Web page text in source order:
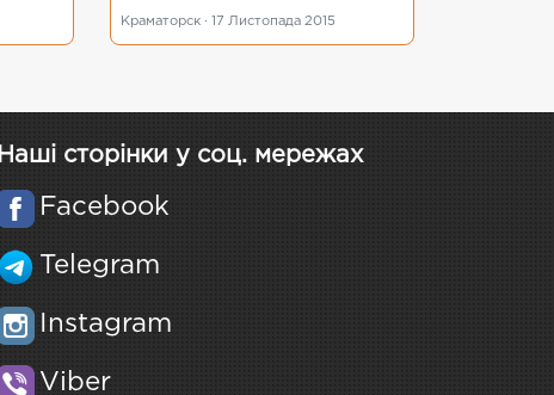
Краматорск · 17 Листопада 2015
Наші сторінки у соц. мережах
Facebook
Telegram
Instagram
Viber